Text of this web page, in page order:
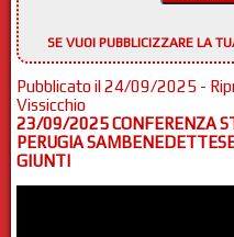
SE VUOI PUBBLICIZZARE LA
Pubblicato il 24/09/2025 -
Vissicchio
23/09/2025 CONFERENZA
PERUGIA
GIUNTI